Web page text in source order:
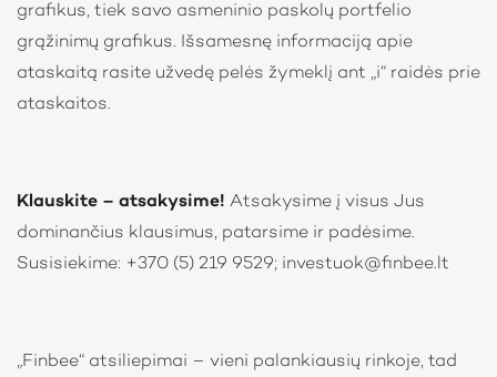
grafikus, tiek savo asmeninio paskolų portfelio
grąžinimų grafikus. Išsamesnę informaciją apie
ataskaitą rasite užvedę pelės žymeklį ant „i“ raidės prie
ataskaitos.
Klauskite – atsakysime! Atsakysime į visus Jus
dominančius klausimus, patarsime ir padėsime.
Susisiekime: +370 (5) 219 9529; investuok@finbee.lt
„Finbee“ atsiliepimai – vieni palankiausių rinkoje, tad